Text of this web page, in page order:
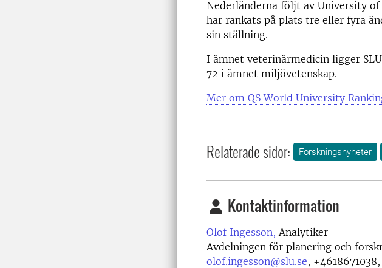
Nederländerna följt av University of
har rankats på plats tre eller fyra
sin ställning.
I ämnet veterinärmedicin ligger
72 i ämnet miljövetenskap.
Mer om QS World University
Relaterade sidor: Forskningsnyheter
Kontaktinformation
Olof Ingesson, Analytiker
Avdelningen för planering och
olof.ingesson@slu.se,